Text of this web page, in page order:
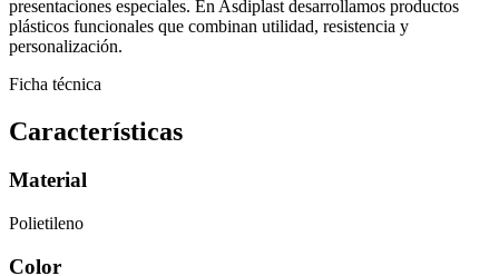
presentaciones especiales. En Asdiplast desarrollamos productos
plásticos funcionales que combinan utilidad, resistencia y
personalización.
Ficha técnica
Características
Material
Polietileno
Color